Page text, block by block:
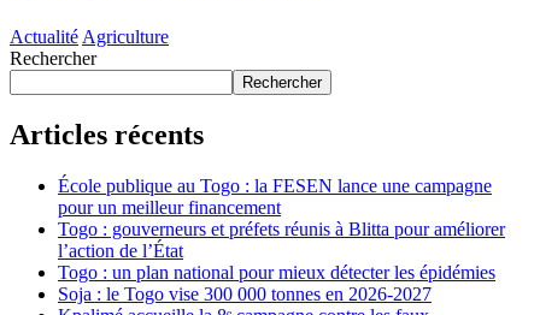
Actualité Agriculture
Rechercher
Rechercher
Articles récents
École publique au Togo : la FESEN lance une campagne
pour un meilleur financement
Togo : gouverneurs et préfets réunis à Blitta pour améliorer
l’action de l’État
Togo : un plan national pour mieux détecter les épidémies
Soja : le Togo vise 300 000 tonnes en 2026-2027